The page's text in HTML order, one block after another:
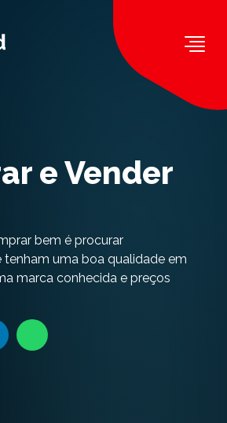
e Vender
bem é procurar
uma boa qualidade em
marca conhecida e preços